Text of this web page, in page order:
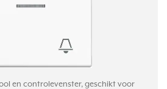
en controlevenster, geschikt voor